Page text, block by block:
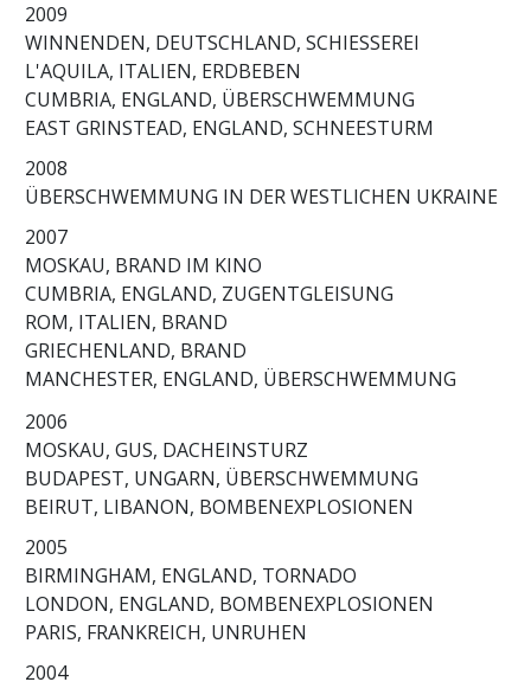
2009
WINNENDEN, DEUTSCHLAND, SCHIESSEREI
L'AQUILA, ITALIEN, ERDBEBEN
CUMBRIA, ENGLAND, ÜBERSCHWEMMUNG
EAST GRINSTEAD, ENGLAND, SCHNEESTURM
2008
ÜBERSCHWEMMUNG IN DER WESTLICHEN UKRAINE
2007
MOSKAU, BRAND IM KINO
CUMBRIA, ENGLAND, ZUGENTGLEISUNG
ROM, ITALIEN, BRAND
GRIECHENLAND, BRAND
MANCHESTER, ENGLAND, ÜBERSCHWEMMUNG
2006
MOSKAU, GUS, DACHEINSTURZ
BUDAPEST, UNGARN, ÜBERSCHWEMMUNG
BEIRUT, LIBANON, BOMBENEXPLOSIONEN
2005
BIRMINGHAM, ENGLAND, TORNADO
LONDON, ENGLAND, BOMBENEXPLOSIONEN
PARIS, FRANKREICH, UNRUHEN
2004